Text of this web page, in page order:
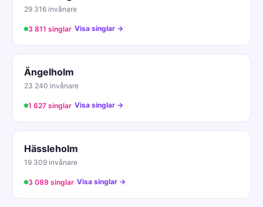
29 316 invånare
3 811 singlar Visa singlar →
Ängelholm
23 240 invånare
1 627 singlar Visa singlar →
Hässleholm
19 309 invånare
3 089 singlar Visa singlar →